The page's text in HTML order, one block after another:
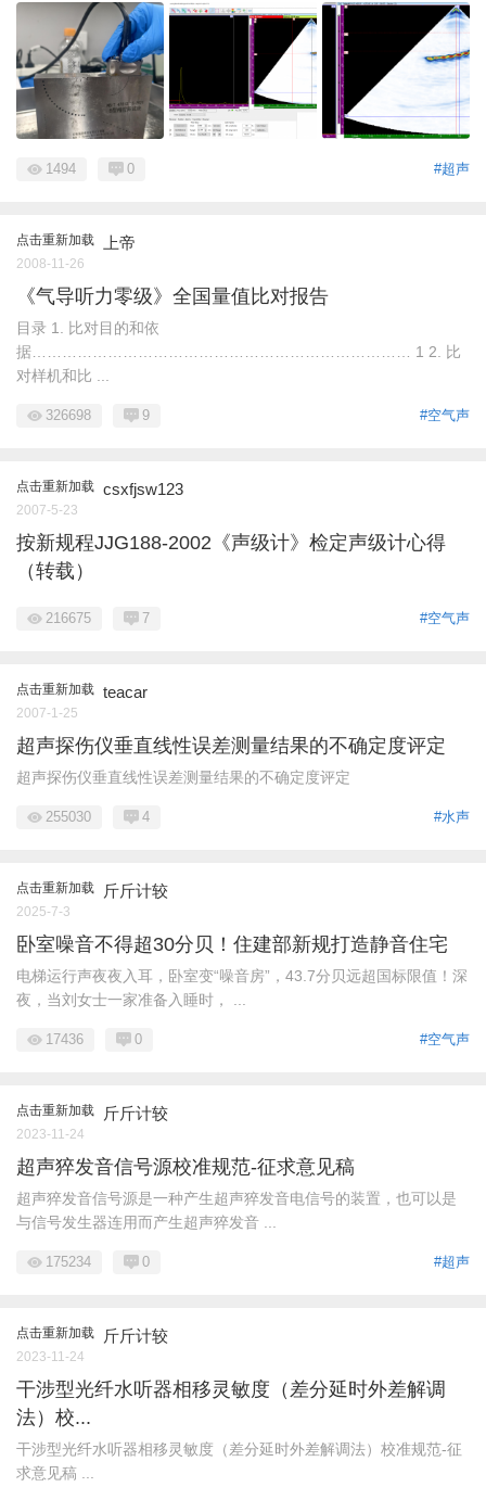
#超声
1494 0
点击重新加载 上帝
2008-11-26
《气导听力零级》全国量值比对报告
目录 1. 比对目的和依
据………………………………………………………………… 1 2. 比
对样机和比 ...
#空气声
326698 9
点击重新加载 csxfjsw123
2007-5-23
按新规程JJG188-2002《声级计》检定声级计心得
（转载）
#空气声
216675 7
点击重新加载 teacar
2007-1-25
超声探伤仪垂直线性误差测量结果的不确定度评定
超声探伤仪垂直线性误差测量结果的不确定度评定
#水声
255030 4
点击重新加载 斤斤计较
2025-7-3
卧室噪音不得超30分贝！住建部新规打造静音住宅
电梯运行声夜夜入耳，卧室变“噪音房”，43.7分贝远超国标限值！深
夜，当刘女士一家准备入睡时， ...
#空气声
17436 0
点击重新加载 斤斤计较
2023-11-24
超声猝发音信号源校准规范-征求意见稿
超声猝发音信号源是一种产生超声猝发音电信号的装置，也可以是
与信号发生器连用而产生超声猝发音 ...
#超声
175234 0
点击重新加载 斤斤计较
2023-11-24
干涉型光纤水听器相移灵敏度（差分延时外差解调
法）校...
干涉型光纤水听器相移灵敏度（差分延时外差解调法）校准规范-征
求意见稿 ...